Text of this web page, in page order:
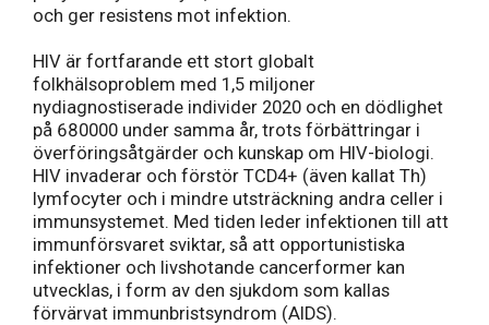
och ger resistens mot infektion.
HIV är fortfarande ett stort globalt
folkhälsoproblem med 1,5 miljoner
nydiagnostiserade individer 2020 och en dödlighet
på 680000 under samma år, trots förbättringar i
överföringsåtgärder och kunskap om HIV-biologi.
HIV invaderar och förstör TCD4+ (även kallat Th)
lymfocyter och i mindre utsträckning andra celler i
immunsystemet. Med tiden leder infektionen till att
immunförsvaret sviktar, så att opportunistiska
infektioner och livshotande cancerformer kan
utvecklas, i form av den sjukdom som kallas
förvärvat immunbristsyndrom (AIDS).